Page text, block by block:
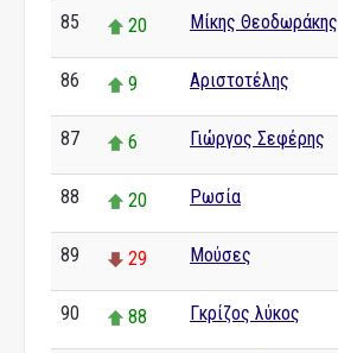
85 20 Μίκης Θεοδωράκης
86 9 Αριστοτέλης
87 6 Γιώργος Σεφέρης
88 20 Ρωσία
89 29 Μούσες
90 88 Γκρίζος λύκος